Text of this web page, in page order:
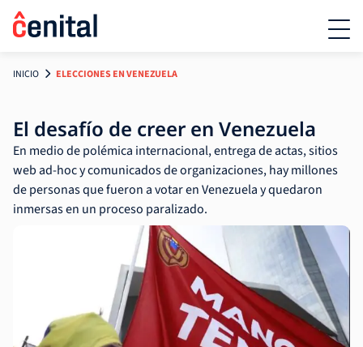
INICIO ELECCIONES EN VENEZUELA
El desafío de creer en Venezuela
En medio de polémica internacional, entrega de actas, sitios
web ad-hoc y comunicados de organizaciones, hay millones
de personas que fueron a votar en Venezuela y quedaron
inmersas en un proceso paralizado.